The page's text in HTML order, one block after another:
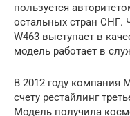
пользуется
остальных стран СНГ.
W463 выступает в
модель работает в
В 2012 году компания
счету рестайлинг
Модель получила